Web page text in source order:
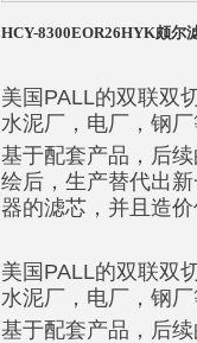
HCY-8300EOR26HYK颇尔
美国PALL的双联双
水泥厂，电厂，钢
基于配套产品，后
绘后，生产替代出
器的滤芯，并且造
美国PALL的双联双
水泥厂，电厂，钢
基于配套产品，后